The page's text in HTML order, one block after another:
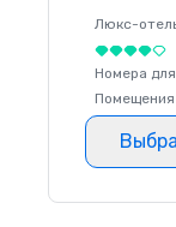
Люкс-
Номера
Помещения